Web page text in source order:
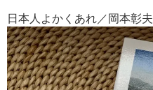
日本人よかくあれ／岡本彰夫